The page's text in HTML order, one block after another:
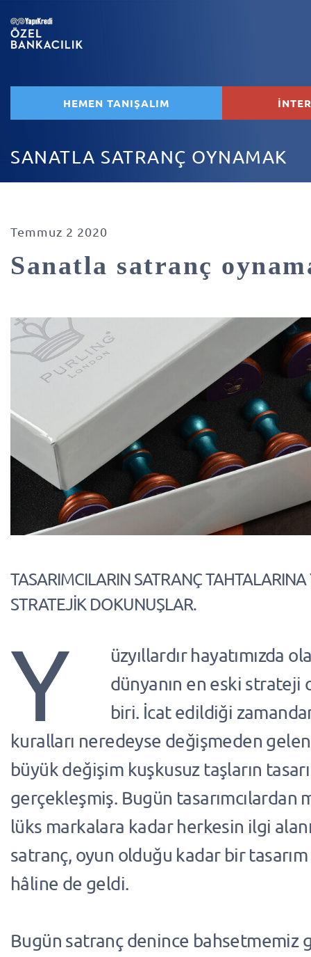
HEMEN TANIŞALIM
SANATLA SATRANÇ OYNAMAK
Temmuz 2 2020
Sanatla satranç
TASARIMCILARIN SATRANÇ TAHTALARINA
STRATEJİK DOKUNUŞLAR.
Y
üzyıllardır hayatımızda
dünyanın en eski strateji
biri. İcat edildiği
kuralları neredeyse değişmeden
büyük değişim kuşkusuz taşların
gerçekleşmiş. Bugün tasarımcılardan
lüks markalara kadar herkesin ilgi
satranç, oyun olduğu kadar bir
hâline de geldi.
Bugün satranç denince bahsetmemiz